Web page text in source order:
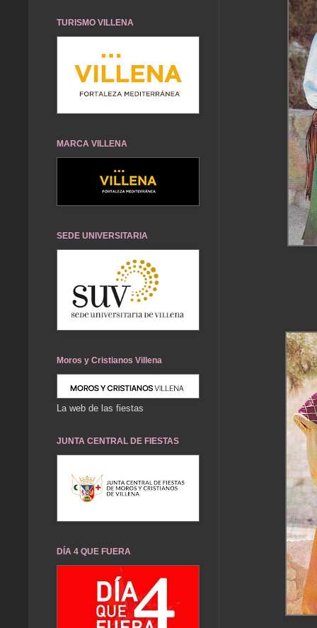
TURISMO VILLENA
MARCA VILLENA
SEDE UNIVERSITARIA
Moros y Cristianos Villena
La web de las fiestas
JUNTA CENTRAL DE FIESTAS
DÍA 4 QUE FUERA